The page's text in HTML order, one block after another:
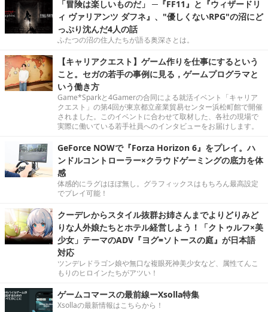
「冒険は楽しいものだ」 ─『FF11』と『ウィザードリ
ィ ヴァリアンツ ダフネ』、"優しくないRPG"の沼にど
っぷり沈んだ4人の話
ふたつの沼の住人たちが語る奥深さとは。
【キャリアクエスト】ゲーム作りを仕事にするという
こと。セガの若手の事例に見る，ゲームプログラマと
いう働き方
Game*Sparkと4Gamerの合同による就活イベント「キャリア
クエスト」の第4回が東京都立産業貿易センター浜松町館で開催
されました。このイベントに合わせて取材した、各社の現場で
実際に働いている若手社員へのインタビューをお届けします。
GeForce NOWで『Forza Horizon 6』をプレイ。ハ
ンドルコントローラー×クラウドゲーミングの底力を体
感
体感的にラグはほぼ無し。グラフィックスはもちろん最高設定
でプレイ可能！
クーデレからスタイル抜群お姉さんまでよりどりみど
りな人外娘たちとホテル経営しよう！「クトゥルフ×美
少女」テーマのADV『ヨグ=ソトースの庭』が日本語
対応
ツンデレドラゴン娘や無口な複眼死神美少女など、属性てんこ
もりのヒロインたちがアツい！
ゲームコマースの最前線ーXsolla特集
Xsollaの最新情報はこちらから！